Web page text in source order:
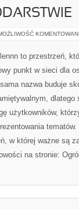
to przestrzeń,
punkt w sieci dla
nazwa buduje
dlatego
użytkowników,
w której ważne są
na stronie: